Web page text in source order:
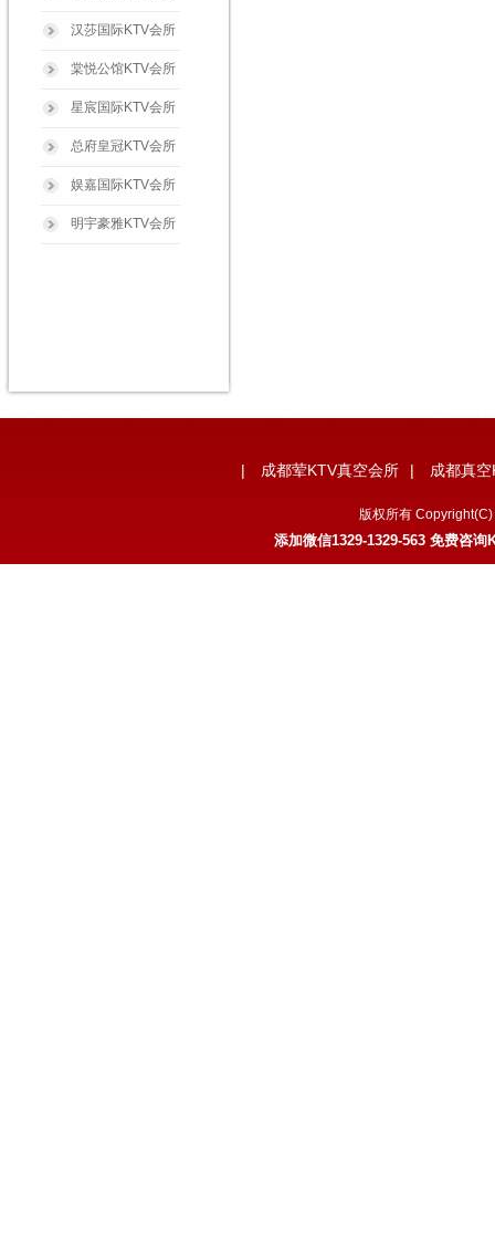
汉莎国际KTV会所
棠悦公馆KTV会所
星宸国际KTV会所
总府皇冠KTV会所
娱嘉国际KTV会所
明宇豪雅KTV会所
| 成都荤KTV真空会所 | 成都真
版权所有
添加微信1329-1329-563 免费咨询